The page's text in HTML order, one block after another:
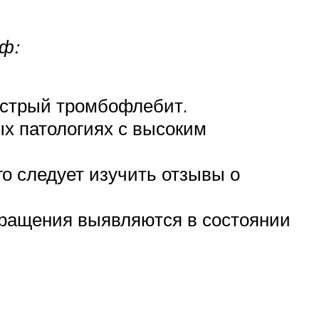
тромбофлебит.
патологиях с высоким
следует изучить отзывы о
выявляются в состоянии